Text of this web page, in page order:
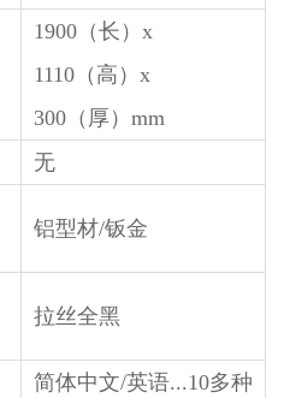
1900（长）x
1110（高）x
300（厚）mm
无
铝型材/钣金
拉丝全黑
简体中文/英语...10多种